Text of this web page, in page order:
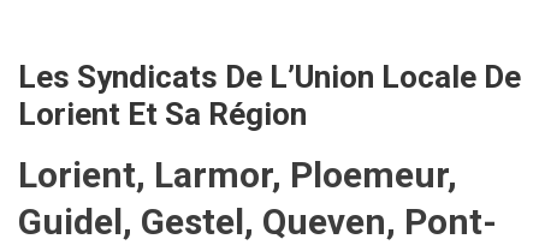
Les Syndicats De L’Union Locale De
Lorient Et Sa Région
Lorient, Larmor, Ploemeur,
Guidel, Gestel, Queven, Pont-